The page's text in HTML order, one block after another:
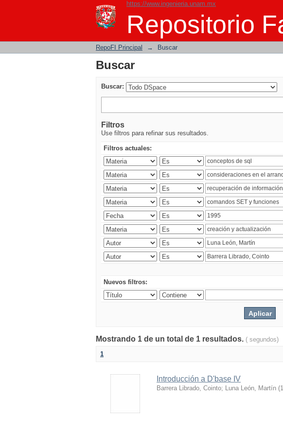
https://www.ingenieria.unam.mx
Repositorio
Buscar
RepoFI Principal → Buscar
Buscar
Buscar:
Filtros
Use filtros para refinar sus resultados.
Filtros actuales:
Nuevos filtros:
Mostrando 1 de un total de 1 resultados. ( segundos)
1
Introducción a D'base IV
Barrera Librado, Cointo; Luna León, Martín (